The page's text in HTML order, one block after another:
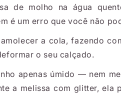
de molho na água
é um erro que você não
a cola, fazendo
o seu calçado.
apenas úmido — nem
a melissa com glitter, ela